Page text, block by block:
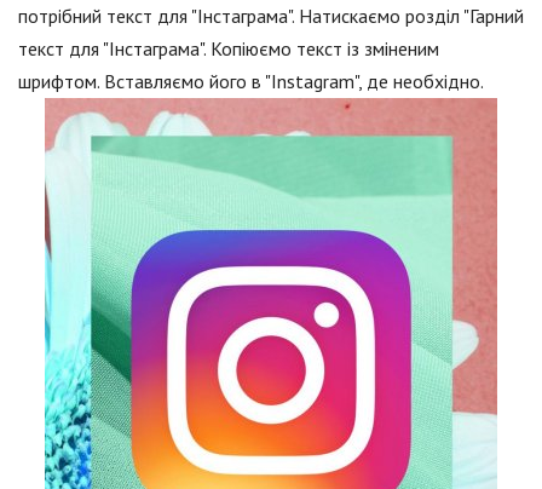
потрібний текст для "Інстаграма". Натискаємо розділ "Гарний
текст для "Інстаграма". Копіюємо текст із зміненим
шрифтом. Вставляємо його в "Instagram", де необхідно.